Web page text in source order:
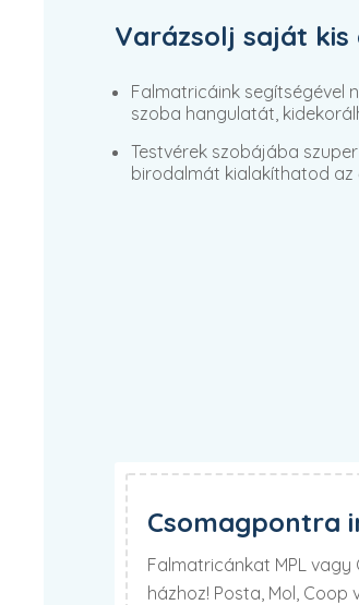
Varázsolj saját
Falmatricáink
szoba hangulatát,
Testvérek szobájába
birodalmát kialakíthatod az
Csomagpontra
Falmatricánkat MPL
házhoz! Posta, Mol,